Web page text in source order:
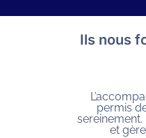
Ils nous
permis de
sereinement. Ils
et gèrent